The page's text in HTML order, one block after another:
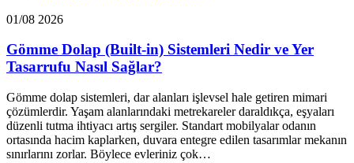
01/08 2026
Gömme Dolap (Built-in) Sistemleri Nedir ve Yer
Tasarrufu Nasıl Sağlar?
Gömme dolap sistemleri, dar alanları işlevsel hale getiren mimari
çözümlerdir. Yaşam alanlarındaki metrekareler daraldıkça, eşyaları
düzenli tutma ihtiyacı artış sergiler. Standart mobilyalar odanın
ortasında hacim kaplarken, duvara entegre edilen tasarımlar mekanın
sınırlarını zorlar. Böylece evleriniz çok…